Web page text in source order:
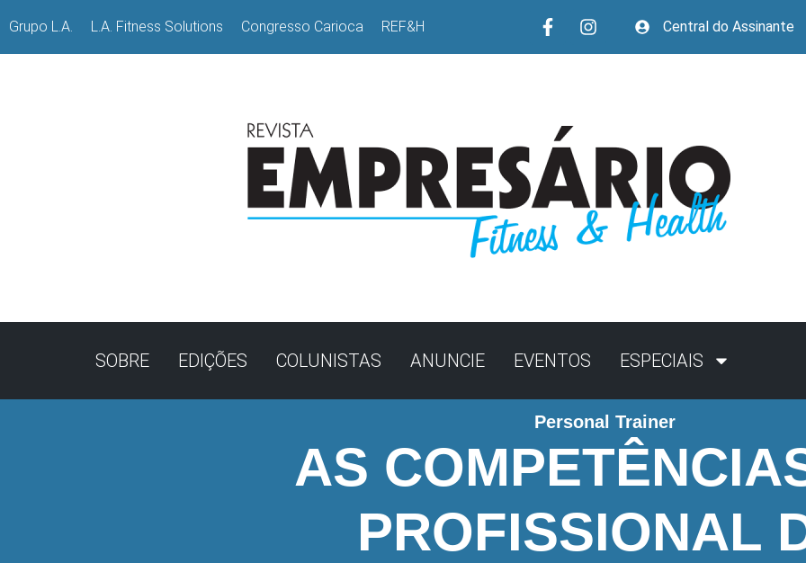
Grupo L.A. L.A. Fitness Solutions Congresso Carioca REF&H Central do Assinante
SOBRE EDIÇÕES COLUNISTAS ANUNCIE EVENTOS ESPECIAIS
Personal Trainer
AS
PROFISSIONAL